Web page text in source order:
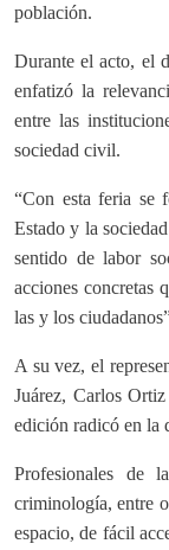
población.
Durante el acto, el
enfatizó la
entre las
sociedad civil.
“Con esta feria se
Estado y la
sentido de labor
acciones concretas
las y los
A su vez, el
Juárez, Carlos
edición radicó en la
Profesionales de
criminología, entre
espacio, de fácil